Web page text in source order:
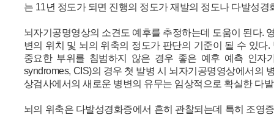
는 11년 정도가 되면 진행의 정도가 재발의 정도나 다발성
뇌자기공명영상의 소견도 예후를 추정하는데 도움이 된다.
변의 위치 및 뇌의 위축의 정도가 판단의 기준이 될 수 있
중요한 부위를 침범하지 않은 경우 좋은 예후 예측 인자
syndromes, CIS)의 경우 첫 발병 시 뇌자기공명영상에서의
상검사에서의 새로운 병변의 유무는 임상적으로 확실한 다
뇌의 위축은 다발성경화증에서 흔히 관찰되는데 특히 조영